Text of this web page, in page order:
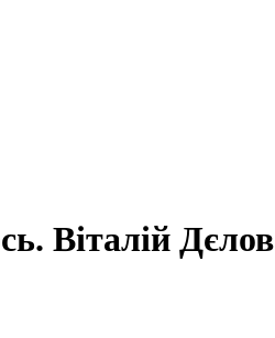
Віталій Дєлов